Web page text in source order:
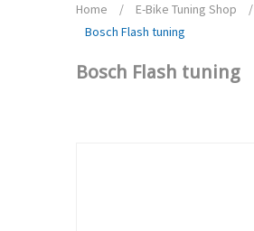
Home / E-Bike Tuning Shop /
Bosch Flash tuning
Bosch Flash tuning